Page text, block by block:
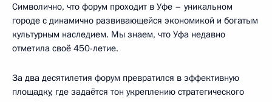
Символично, что форум проходит в Уфе – уникальном
городе с динамично развивающейся экономикой и богатым
культурным наследием. Мы знаем, что Уфа недавно
отметила своё 450-летие.
За два десятилетия форум превратился в эффективную
площадку, где задаётся тон укреплению стратегического